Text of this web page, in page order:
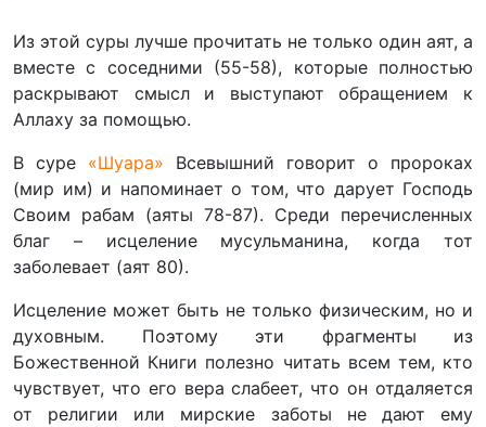
Из этой суры лучше прочитать не только один аят, а
вместе с соседними (55-58), которые полностью
раскрывают смысл и выступают обращением к
Аллаху за помощью.
В суре «Шуара» Всевышний говорит о пророках
(мир им) и напоминает о том, что дарует Господь
Своим рабам (аяты 78-87). Среди перечисленных
благ – исцеление мусульманина, когда тот
заболевает (аят 80).
Исцеление может быть не только физическим, но и
духовным. Поэтому эти фрагменты из
Божественной Книги полезно читать всем тем, кто
чувствует, что его вера слабеет, что он отдаляется
от религии или мирские заботы не дают ему